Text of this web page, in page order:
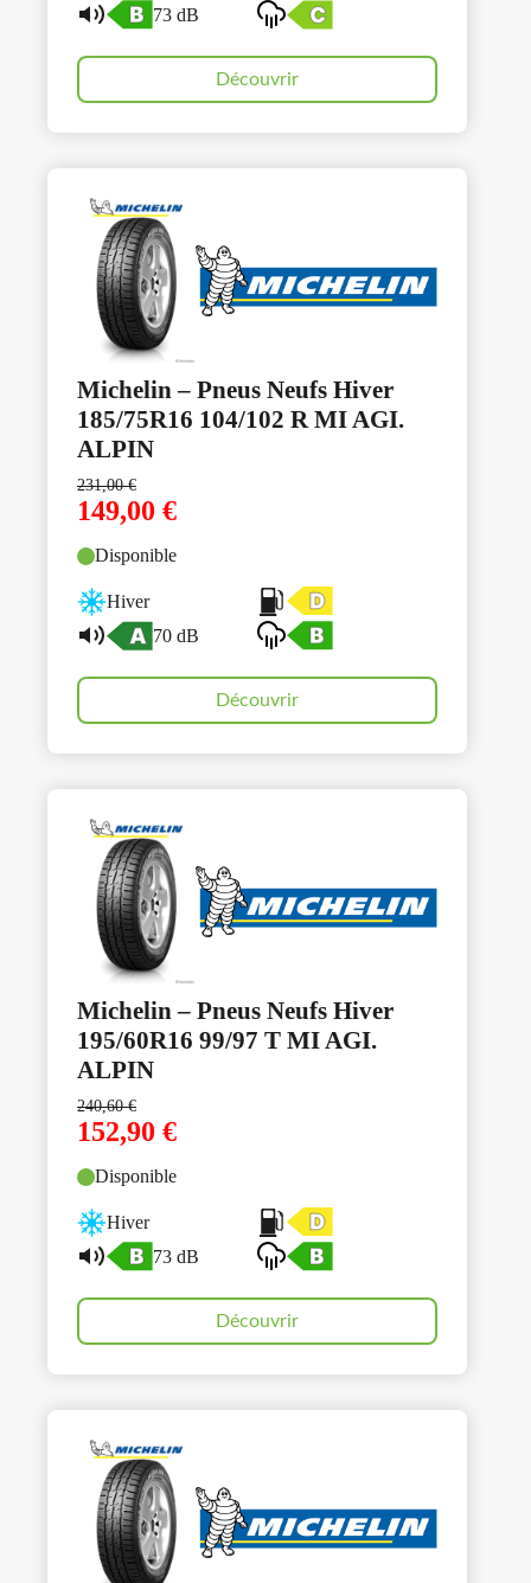
73 dB
Découvrir
Michelin – Pneus Neufs Hiver
185/75R16 104/102 R MI AGI.
ALPIN
231,00€
149,00 €
Disponible
Hiver
70 dB
Découvrir
Michelin – Pneus Neufs Hiver
195/60R16 99/97 T MI AGI.
ALPIN
240,60€
152,90 €
Disponible
Hiver
73 dB
Découvrir